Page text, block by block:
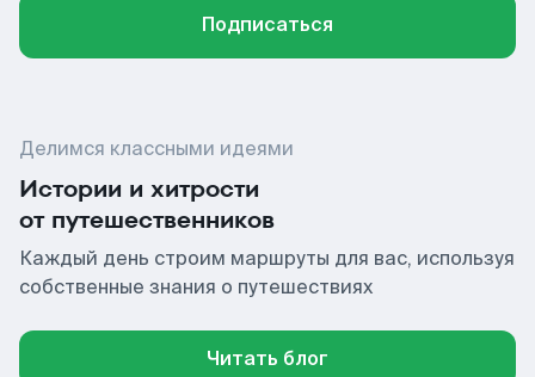
Подписаться
Делимся классными идеями
Истории и хитрости
от путешественников
Каждый день строим маршруты для вас, используя
собственные знания о путешествиях
Читать блог